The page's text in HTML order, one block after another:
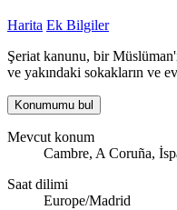
Harita Ek Bilgiler
Şeriat kanunu, bir
ve yakındaki sokakların ve
Konumumu bul
Mevcut konum
Cambre, A Coruña,
Saat dilimi
Europe/Madrid